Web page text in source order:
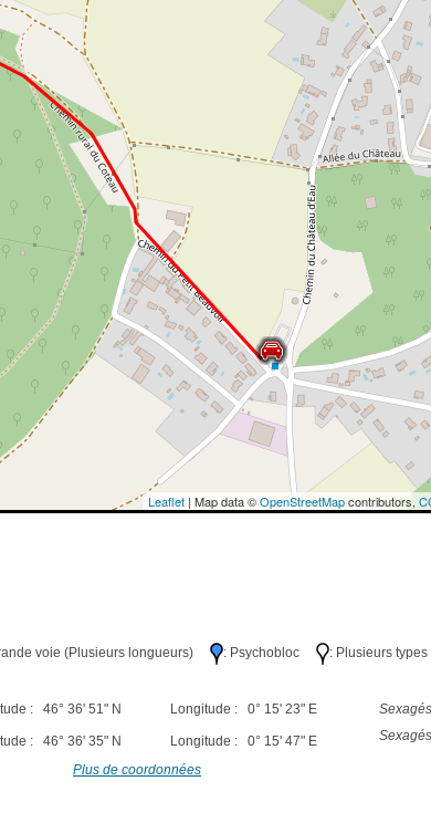
Leaflet| Map data ©OpenStreetMapcontributors,
voie (Plusieurs longueurs) : Psychobloc : Plusieurs
: 46° 36' 51" N Longitude : 0° 15' 23" E
: 46° 36' 35" N Longitude : 0° 15' 47" E
Plus de coordonnées